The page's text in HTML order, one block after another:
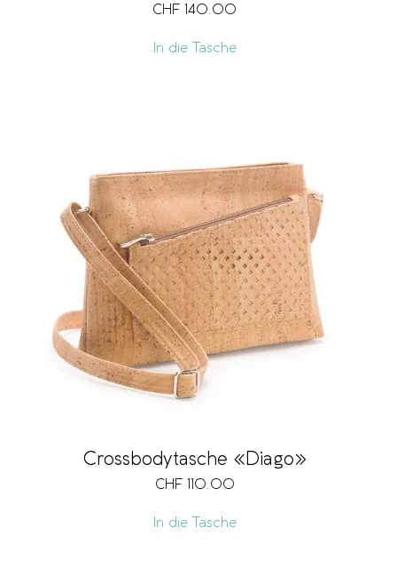
CHF 140.00
In die Tasche
Crossbodytasche «Diago»
CHF 110.00
In die Tasche